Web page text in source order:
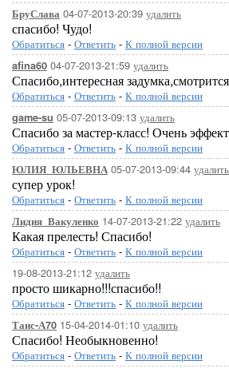
БруСлава 04-07-2013-20:39 удалить
спасибо! Чудо!
Обратиться - Ответить - К полной версии
afina60 04-07-2013-21:59 удалить
Спасибо,интересная
Обратиться - Ответить - К полной версии
game-su 05-07-2013-09:13 удалить
Спасибо за мастер-класс! Очень
Обратиться - Ответить - К полной версии
ЮЛИЯ_ЮЛЬЕВНА 05-07-2013-09:44 удалить
супер урок!
Обратиться - Ответить - К полной версии
Лидия_Вакуленко 14-07-2013-21:22 удалить
Какая прелесть! Спасибо!
Обратиться - Ответить - К полной версии
19-08-2013-21:12 удалить
просто шикарно!!!спасибо!!
Обратиться - Ответить - К полной версии
Таис-А70 15-04-2014-01:10 удалить
Спасибо! Необыкновенно!
Обратиться - Ответить - К полной версии